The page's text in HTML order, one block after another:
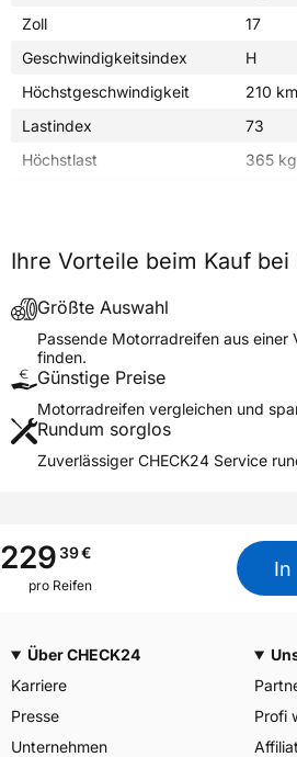
Zoll
17
Geschwindigkeitsindex
H
Höchstgeschwindigkeit
210
Lastindex
73
Höchstlast
365 kg
Fahrzeugtyp
Verwendung
Modellname
D256
Reifenposition
Motorradtyp
Cruiser
Weitere Eigenschaften
M+S
Nein
Motorrad Kennzeichnung
M/C
Allgemeine Produktsicherheit (GPSR)
Herstellerkontakt
7750
Ihre Vorteile beim Kauf bei
Größte Auswahl
Passende Motorradreifen aus einer
finden.
Günstige Preise
Motorradreifen vergleichen und
Rundum sorglos
Zuverlässiger CHECK24 Service
22939€
pro Reifen
In
Über CHECK24
Karriere
Presse
Unternehmen
Profi